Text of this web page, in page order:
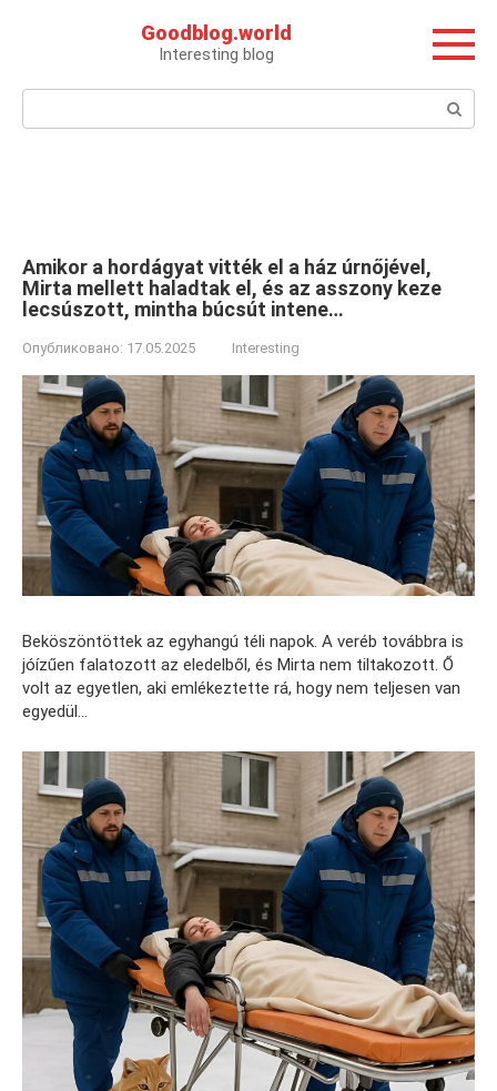
Goodblog.world
Interesting blog
Поиск:
Amikor a hordágyat vitték el a ház úrnőjével,
Mirta mellett haladtak el, és az asszony keze
lecsúszott, mintha búcsút intene…
Опубликовано: 17.05.2025 Interesting
Beköszöntöttek az egyhangú téli napok. A veréb továbbra is
jóízűen falatozott az eledelből, és Mirta nem tiltakozott. Ő
volt az egyetlen, aki emlékeztette rá, hogy nem teljesen van
egyedül…